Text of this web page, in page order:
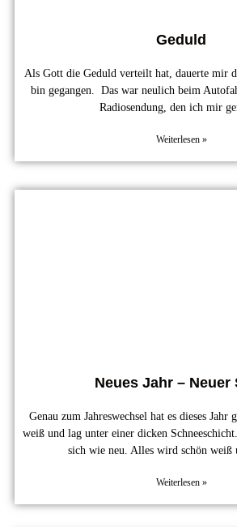
Geduld
Als Gott die Geduld verteilt hat, dauerte mir
bin gegangen. Das war neulich beim
Radiosendung, den ich mir
Weiterlesen »
Neues Jahr – Neuer
Genau zum Jahreswechsel hat es dieses Jahr
weiß und lag unter einer dicken
sich wie neu. Alles wird schön weiß
Weiterlesen »